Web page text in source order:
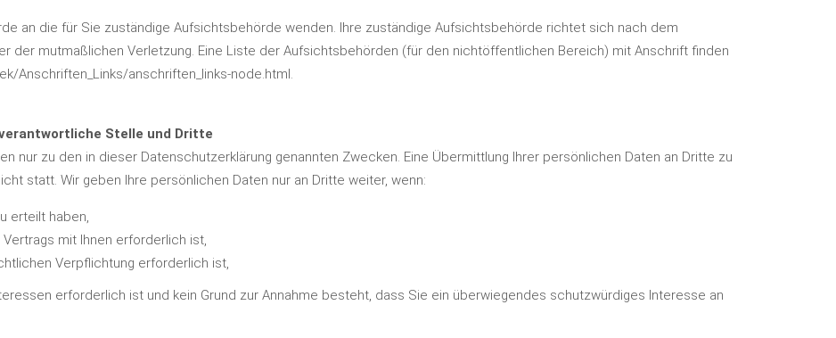
an die für Sie zuständige Aufsichtsbehörde wenden. Ihre zuständige Aufsichtsbehörde richtet sich nach dem
der mutmaßlichen Verletzung. Eine Liste der Aufsichtsbehörden (für den nichtöffentlichen Bereich) mit Anschrift finden
Anschriften_Links/anschriften_links-node.html.
Stelle und Dritte
nur zu den in dieser Datenschutzerklärung genannten Zwecken. Eine Übermittlung Ihrer persönlichen Daten an Dritte zu
statt. Wir geben Ihre persönlichen Daten nur an Dritte weiter, wenn:
erteilt haben,
mit Ihnen erforderlich ist,
Verpflichtung erforderlich ist,
erforderlich ist und kein Grund zur Annahme besteht, dass Sie ein überwiegendes schutzwürdiges Interesse an